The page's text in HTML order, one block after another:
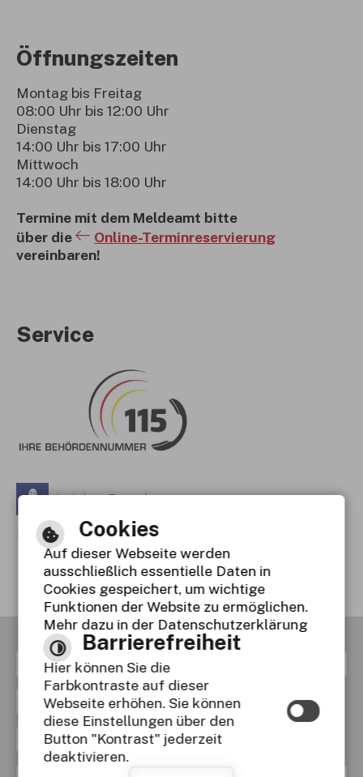
Öffnungszeiten
Montag bis Freitag
08:00 Uhr bis 12:00 Uhr
Dienstag
14:00 Uhr bis 17:00 Uhr
Mittwoch
14:00 Uhr bis 18:00 Uhr
Termine mit dem Meldeamt bitte
über die
Online-Terminreservierung
vereinbaren!
Service
Leichte Sprache
Gebärdensprache
Barrierefreie Ansicht
RSS Inhaltsverzeichnis
Datenschutzerklärung
Erklärung zur Barrierefreiheit
Cookies
Auf dieser Webseite werden
ausschließlich essentielle Daten in
Cookies gespeichert, um wichtige
Funktionen der Website zu ermöglichen.
Mehr dazu in der Datenschutzerklärung
Barrierefreiheit
Hier können Sie die
Farbkontraste auf dieser
Webseite erhöhen. Sie können
diese Einstellungen über den
Button "Kontrast" jederzeit
deaktivieren.